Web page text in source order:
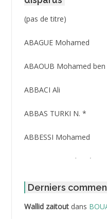
(pas de titre)Post
3416
ABAGUE Mohamed
ABAOUB Mohamed
ABBACI Ali
ABBAS TURKI N. *
ABBESSI Mohamed
ABBOUR Azzedine *
ABDAT Amar
ABDEDDAIM Hamid
Derniers
Wallid zaitoutdans